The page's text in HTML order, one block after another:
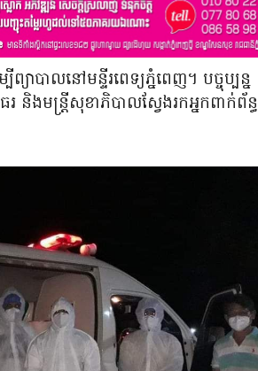
ាបាលនៅមន្ទីរពេទ្យភ្នំពេញ។ បច្ចុប្បន្ន
និងមន្ត្រីសុខាភិបាលស្វែងរកអ្នកពាក់ព័ន្ធ